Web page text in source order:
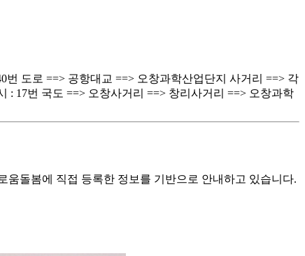
번 도로 ==> 공항대교 ==> 오창과학산업단지 사거리 ==> 각
: 17번 국도 ==> 오창사거리 ==> 창리사거리 ==> 오창과학
돌봄에 직접 등록한 정보를 기반으로 안내하고 있습니다.